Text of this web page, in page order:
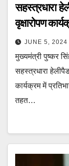
सहस्त्रधारा
वृक्षारोपण
JUNE 5, 2024
मुख्यमंत्री पुष्कर
सहस्त्रधारा
कार्यक्रम में
तहत…